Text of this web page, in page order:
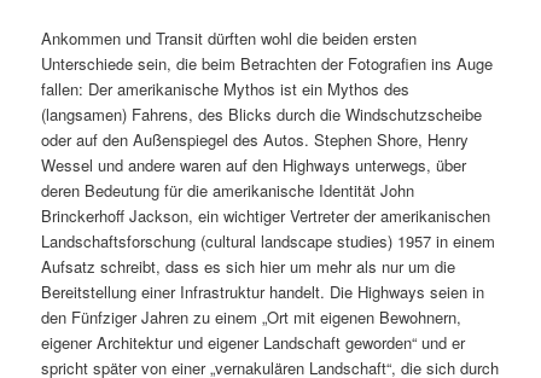
Ankommen und Transit dürften wohl die beiden ersten
Unterschiede sein, die beim Betrachten der Fotografien ins Auge
fallen: Der amerikanische Mythos ist ein Mythos des
(langsamen) Fahrens, des Blicks durch die Windschutzscheibe
oder auf den Außenspiegel des Autos. Stephen Shore, Henry
Wessel und andere waren auf den Highways unterwegs, über
deren Bedeutung für die amerikanische Identität John
Brinckerhoff Jackson, ein wichtiger Vertreter der amerikanischen
Landschaftsforschung (cultural landscape studies) 1957 in einem
Aufsatz schreibt, dass es sich hier um mehr als nur um die
Bereitstellung einer Infrastruktur handelt. Die Highways seien in
den Fünfziger Jahren zu einem „Ort mit eigenen Bewohnern,
eigener Architektur und eigener Landschaft geworden“ und er
spricht später von einer „vernakulären Landschaft“, die sich durch